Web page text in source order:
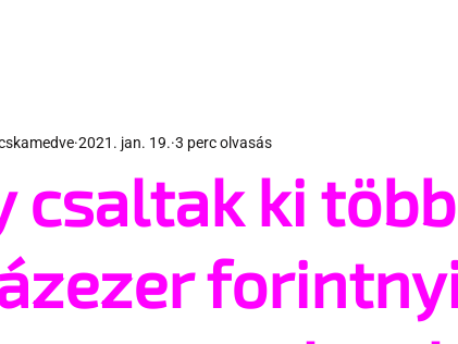
csaltak ki több
2021. jan. 19. 3 perc olvasás